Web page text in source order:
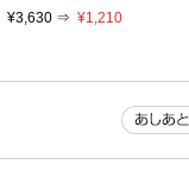
¥3,630 ⇒ ¥1,210